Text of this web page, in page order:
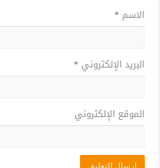
الاسم *
البريد الإلكتروني *
الموقع الإلكتروني